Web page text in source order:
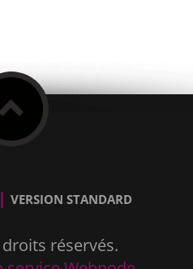
| VERSION STANDARD
réservés.